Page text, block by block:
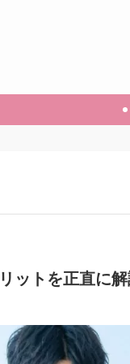
ットを正直に